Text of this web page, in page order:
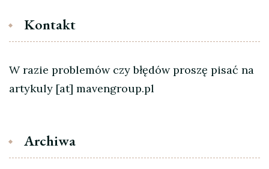
Kontakt
W razie problemów czy błędów proszę pisać na
artykuly [at] mavengroup.pl
Archiwa